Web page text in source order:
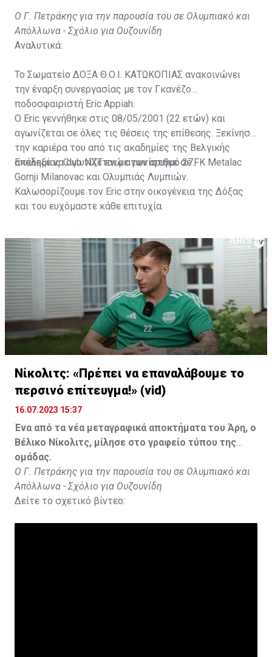
Ο Γ. Πετράκης για την παρουσία του σε Ολυμπιακό και
Απόλλωνα - Σχόλιο για Ουζουνίδη
Αναλυτικά:
Το Σωματείο ΔΟΞΑ Θ.Ο.Ι. ΚΑΤΩΚΟΠΙΑΣ ανακοινώνει
την έναρξη συνεργασίας με τον Γκανέζο
ποδοσφαιριστή Eric Appiah.
Ο Eric γεννήθηκε στις 08/05/2001 (22 ετών) και
αγωνίζεται σε όλες τις θέσεις της επίθεσης. Ξεκίνησε
την καριέρα του από τις ακαδημίες της Βελγικής
ακαδημίας Club NXT ενώ αγωνίστηκε σε FK Metalac
Gornji Milanovac και Ολυμπιάς Λυμπιών.
Επέλεξε να αγωνίζεται με τον αριθμό 27.
Καλωσορίζουμε τον Eric στην οικογένεια της Δόξας
και του ευχόμαστε κάθε επιτυχία.
Νίκολιτς: «Πρέπει να επαναλάβουμε το
περσινό επίτευγμα!» (vid)
16.07.2023 15:37
Ένα από τα νέα μεταγραφικά αποκτήματα του Άρη, ο
Βέλικο Νίκολιτς, μίλησε στο γραφείο τύπου της
ομάδας.
Ο Γ. Πετράκης για την παρουσία του σε Ολυμπιακό και
Απόλλωνα - Σχόλιο για Ουζουνίδη
Δείτε το σχετικό βίντεο: